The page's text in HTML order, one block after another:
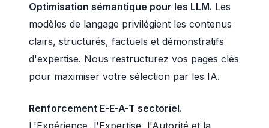
Optimisation sémantique pour les LLM. Les
modèles de langage privilégient les contenus
clairs, structurés, factuels et démonstratifs
d'expertise. Nous restructurez vos pages clés
pour maximiser votre sélection par les IA.
Renforcement E-E-A-T sectoriel.
L'Expérience, l'Expertise, l'Autorité et la